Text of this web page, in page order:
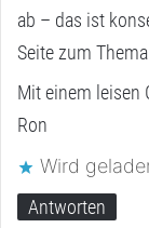
ab – das ist
Seite zum
Mit einem leisen
Ron
Wird
Antworten